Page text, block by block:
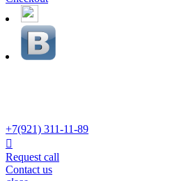
+7(921) 311-11-89

Request call
Contact us